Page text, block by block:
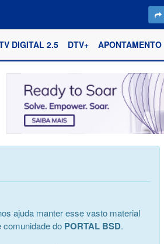
DIGITAL 2.5 DTV+ APONTAMENTO
ajuda manter esse vasto material
comunidade do PORTAL BSD.